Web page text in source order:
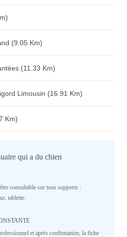
(9.05 Km)
(11.33 Km)
Limousin (16.91 Km)
Km)
qui a du chien
consultable sur tous supports :
tablette.
et après confirmation, la fiche